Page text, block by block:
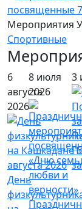
Мероприятия
Спортивные
6
августа
2026
День
8 июля
2026
3